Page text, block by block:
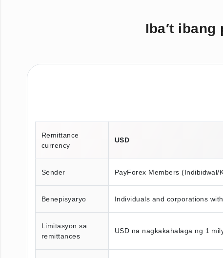
Iba′t
Remittance
currency
USD
Sender PayForex Members (Indibidwal/
Benepisyaryo Individuals and corporations
Limitasyon sa
remittances
USD na nagkakahalaga ng 1